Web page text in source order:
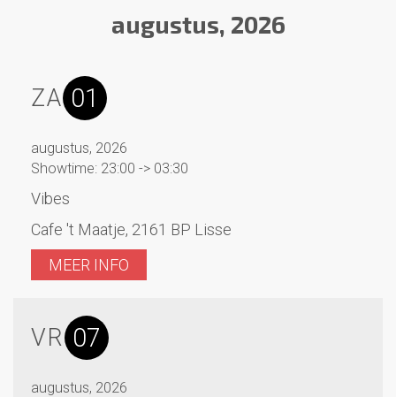
augustus, 2026
ZA 01
augustus, 2026
Showtime: 23:00 -> 03:30
Vibes
Cafe 't Maatje, 2161 BP Lisse
MEER INFO
VR 07
augustus, 2026